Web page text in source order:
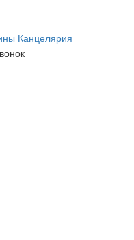
Канцелярия